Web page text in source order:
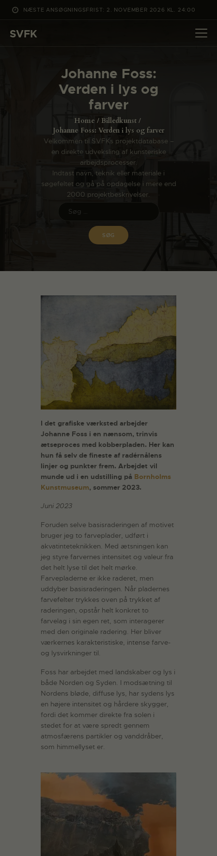
NÆSTE ANSØGNINGSFRIST: 2. NOVEMBER 2026 KL. 24:00
SVFK
Johanne Foss:
Verden i lys og
farver
Home
Billedkunst
Johanne Foss: Verden i lys og farver
Velkommen til SVFKs projektdatabase –
en direkte udveksling af kunsteriske
arbejdsprocesser.
Indtast navn, teknik eller materiale i
søgefeltet og gå på opdagelse i mere end
2000 projektbeskrivelser.
DET SKER
PROJEKTER
OM SVFK
ENGLISH
I det grafiske værksted arbejder
Johanne Foss i en nænsom, trinvis
ætseproces med kobberpladen. Her kan
hun få selv de fineste af radérnålens
linjer og punkter frem. Arbejdet vil
munde ud i en udstilling på Bornholms
Kunstmuseum, sommer 2023.
Juni 2023
Foruden selve basisraderingen af motivet
bruger jeg to farveplader, udført i
akvatinteteknikken. Med ætsningen kan
jeg styre farvernes intensitet og valeur fra
det helt lyse til det helt mørke.
Farvepladerne er ikke raderet, men
uddyber basisraderingen. Når pladernes
farvefelter trykkes oven på trykket af
raderingen, opstår helt konkret to
farvelag i sin egen ret, som interagerer
med den originale radering. Her bliver
værkernes karakteristiske, intense farve-
og lysvirkninger til.
Foss har arbejdet med landskaber og lys i
både Norden og Syden. I modsætning til
Nordens bløde, diffuse lys, har sydens lys
en højere intensitet og hårdere skygger,
fordi det kommer direkte fra solen i
stedet for at være spredt gennem
atmosfærens partikler og vanddråber,
som himmellyset er.